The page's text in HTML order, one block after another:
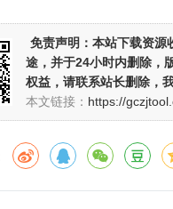
免责声明： 本站下载资源
途，并于24小时内删除，
权益，请联系站长删除，
本文链接： https://